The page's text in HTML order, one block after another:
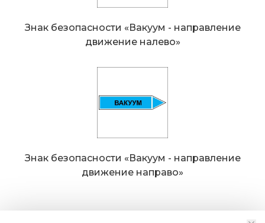
Знак безопасности «Вакуум - направление
движение налево»
Знак безопасности «Вакуум - направление
движение направо»